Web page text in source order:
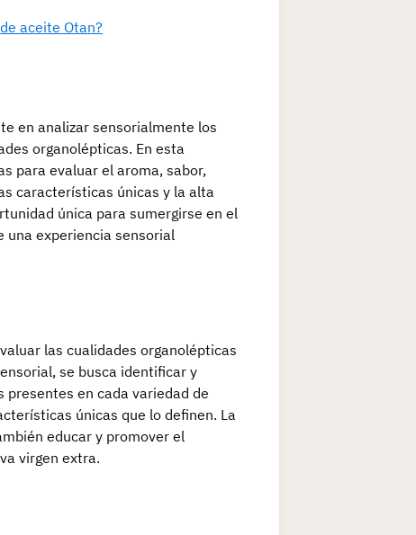
aceite Otan?
en analizar sensorialmente los
organolépticas. En esta
para evaluar el aroma, sabor,
características únicas y la alta
única para sumergirse en el
una experiencia sensorial
las cualidades organolépticas
se busca identificar y
en cada variedad de
únicas que lo definen. La
educar y promover el
virgen extra.